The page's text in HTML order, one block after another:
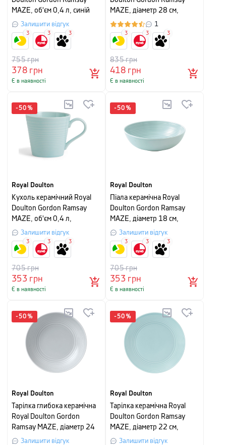
MAZE, об'єм 0,4 л, синій
Залишити відгук
378грн
755грн
Є в наявності
3 3 3
MAZE, діаметр 28 см,
блакитний
1
418грн
835грн
Є в наявності
3 3 3
-50 %
Royal Doulton
Кухоль керамічний Royal
Doulton Gordon Ramsay
MAZE, об'єм 0,4 л,
блакитний
Залишити відгук
353 грн
705грн
Є в наявності
3 3 3
-50 %
Royal Doulton
Піала керамічна Royal
Doulton Gordon Ramsay
MAZE, діаметр 18 см,
блакитий
Залишити відгук
353 грн
705грн
Є в наявності
3 3 3
-50 %
Royal Doulton
Тарілка глибока керамічна
Royal Doulton Gordon
Ramsay MAZE, діаметр 24
см, світло-сірий
Залишити відгук
-50 %
Royal Doulton
Тарілка керамічна Royal
Doulton Gordon Ramsay
MAZE, діаметр 22 см,
блакитний
Залишити відгук